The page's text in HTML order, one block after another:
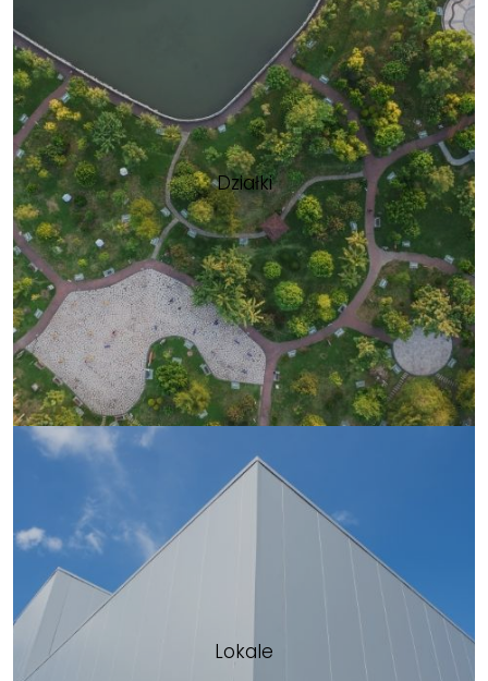
Działki
Lokale